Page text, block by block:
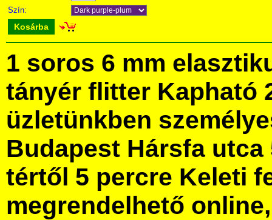
Szín:
Kosárba
1 soros 6 mm
tányér flitter Kapható
üzletünkben
Budapest Hársfa utca
tértől 5 percre Keleti
megrendelhető